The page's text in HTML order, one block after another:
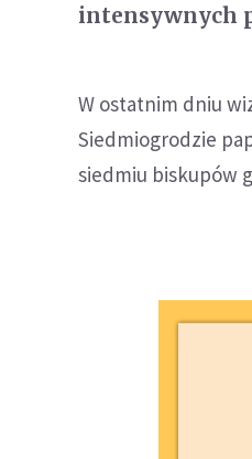
intensywnych
W ostatnim dniu
Siedmiogrodzie
siedmiu biskupów